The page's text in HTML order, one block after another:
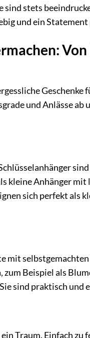
sind stets
und ein
Geschenke
und Anlässe ab
kleine Anhänger mit
sich perfekt als
mit
zum Beispiel als
sind praktisch und
Traum. Einfach zu